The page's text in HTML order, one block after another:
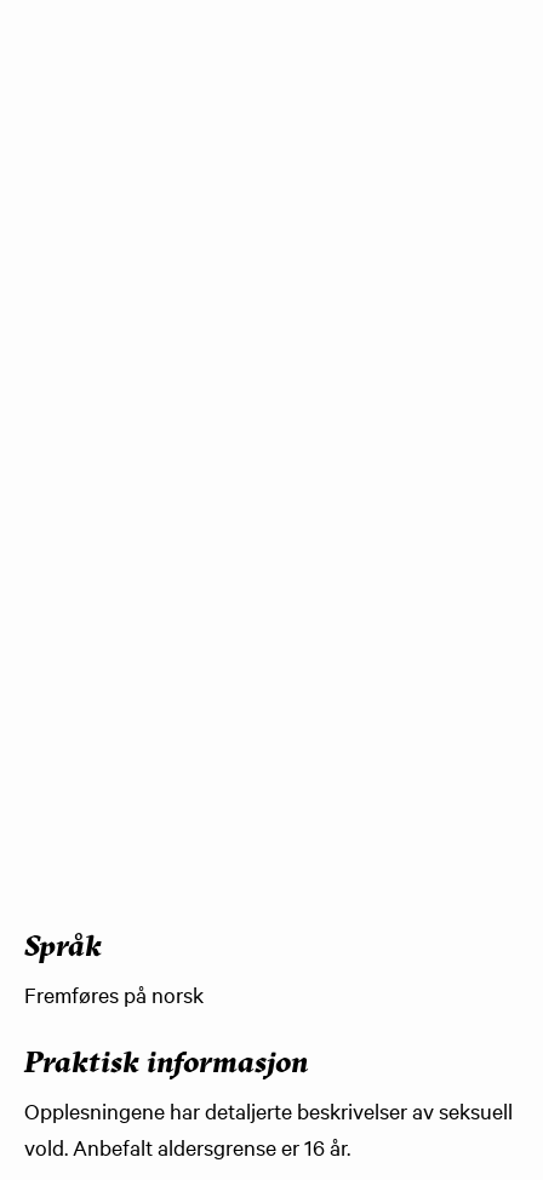
Språk
Fremføres på norsk
Praktisk informasjon
Opplesningene har detaljerte beskrivelser av seksuell
vold. Anbefalt aldersgrense er 16 år.